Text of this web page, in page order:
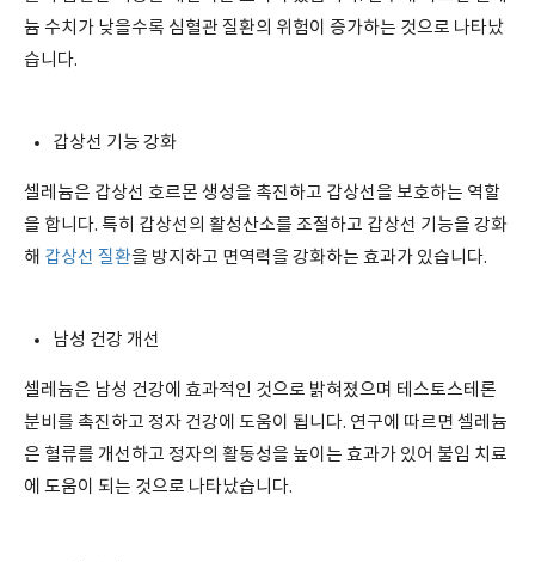
늄 수치가 낮을수록 심혈관 질환의 위험이 증가하는 것으로 나타났
습니다.
갑상선 기능 강화
셀레늄은 갑상선 호르몬 생성을 촉진하고 갑상선을 보호하는 역할
을 합니다. 특히 갑상선의 활성산소를 조절하고 갑상선 기능을 강화
해 갑상선 질환을 방지하고 면역력을 강화하는 효과가 있습니다.
남성 건강 개선
셀레늄은 남성 건강에 효과적인 것으로 밝혀졌으며 테스토스테론
분비를 촉진하고 정자 건강에 도움이 됩니다. 연구에 따르면 셀레늄
은 혈류를 개선하고 정자의 활동성을 높이는 효과가 있어 불임 치료
에 도움이 되는 것으로 나타났습니다.